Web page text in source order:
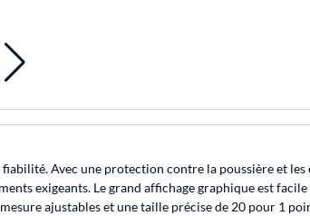
Avec une protection contre la poussière et
exigeants. Le grand affichage graphique est
ajustables et une taille précise de 20 pour 1